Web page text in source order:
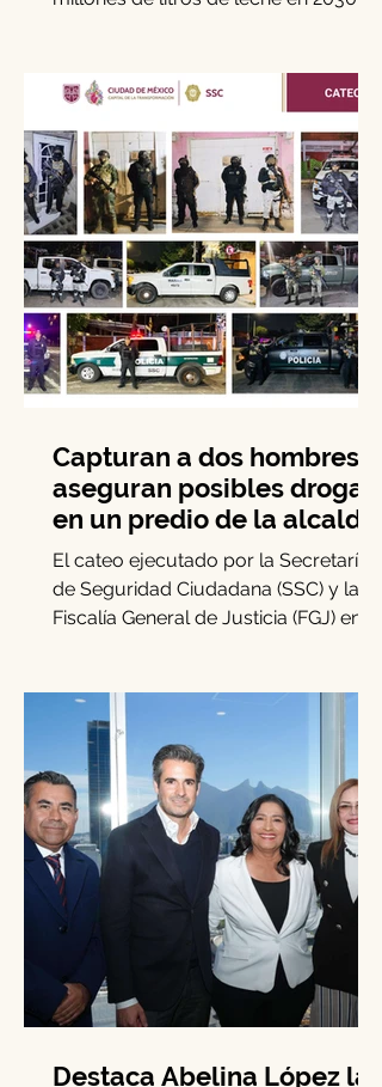
decir, 15 por ciento más de la...
Capturan a dos hombres y
aseguran posibles drogas
en un predio de la alcaldía
Benito Juárez
El cateo ejecutado por la Secretaría
Benito Juárez permitió la...